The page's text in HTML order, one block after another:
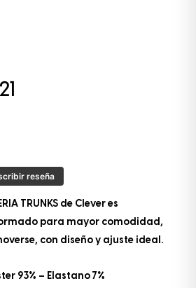
reseña
TRUNKS de Clever es
para mayor comodidad,
con diseño y ajuste ideal.
93% – Elastano 7%